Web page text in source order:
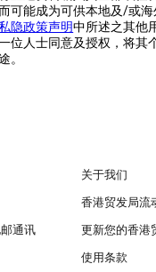
可能成为可供本地及/或海
隐政策声明中所述之其他
位人士同意及授权，将其
。
关于我们
香港贸发局流
通讯 更新您的香港
使用条款